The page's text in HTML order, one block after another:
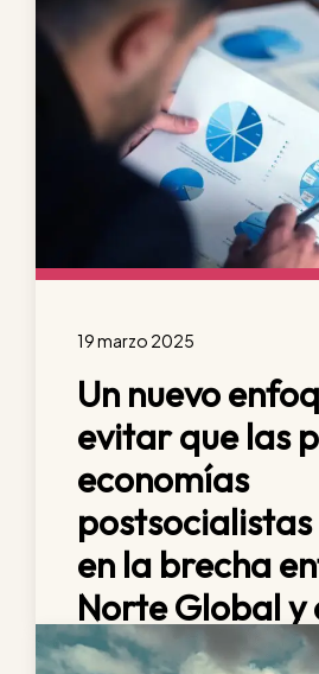
19 marzo 2025
Un nuevo
evitar que las
economías
en la brecha
Norte Global y
Global